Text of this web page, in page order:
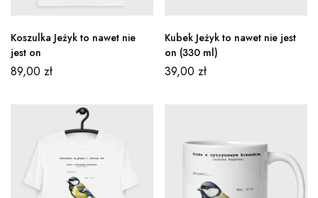
Koszulka Jeżyk to nawet nie
jest on
89,00 zł
Kubek Jeżyk to nawet nie jest
on (330 ml)
39,00 zł